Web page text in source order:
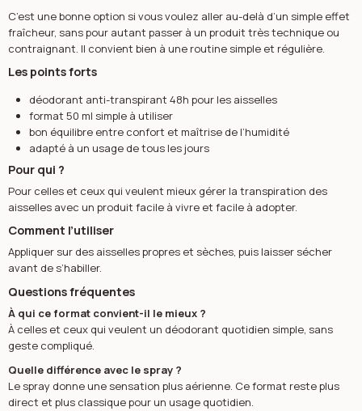
C’est une bonne option si vous voulez aller au-delà d’un simple effet
fraîcheur, sans pour autant passer à un produit très technique ou
contraignant. Il convient bien à une routine simple et régulière.
Les points forts
déodorant anti-transpirant 48h pour les aisselles
format 50 ml simple à utiliser
bon équilibre entre confort et maîtrise de l’humidité
adapté à un usage de tous les jours
Pour qui ?
Pour celles et ceux qui veulent mieux gérer la transpiration des
aisselles avec un produit facile à vivre et facile à adopter.
Comment l’utiliser
Appliquer sur des aisselles propres et sèches, puis laisser sécher
avant de s’habiller.
Questions fréquentes
À qui ce format convient-il le mieux ?
À celles et ceux qui veulent un déodorant quotidien simple, sans
geste compliqué.
Quelle différence avec le spray ?
Le spray donne une sensation plus aérienne. Ce format reste plus
direct et plus classique pour un usage quotidien.